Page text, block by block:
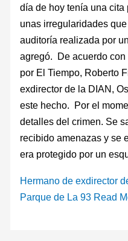
día de hoy tenía una
unas irregularidades
auditoría realizada por
agregó. De acuerdo
por El Tiempo, Roberto
exdirector de la DIAN,
este hecho. Por el
detalles del crimen. Se
recibido amenazas y se
era protegido por un
Hermano de exdirector
Parque de La 93 Read